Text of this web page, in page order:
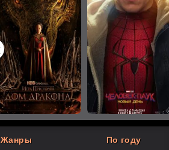
Жанры
По году